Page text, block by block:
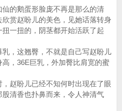
的鹅蛋形脸庞不再是那么的清
赏赵盼儿的美色，见她话落转身
一扭的，阴茎都开始活跃了起
，这翘臀，不就是自己写赵盼儿
，36E巨乳，外加臀比肩宽的蜜
赵盼儿已经不知何时出现在了眼
清香也扑鼻而来，令人神清气